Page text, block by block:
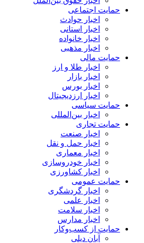
حمایت اجتماعی
اخبار حوادث
اخبار استانی
اخبار خانواده
اخبار مذهبی
حمایت مالی
اخبار طلا و ارز
اخبار بازار
اخبار بورس
اخبار ارزدیجیتال
حمایت سیاسی
اخبار بین‌المللی
حمایت تجاری
اخبار صنعت
اخبار حمل و نقل
اخبار معماری
اخبار خودروسازی
اخبار کشاورزی
حمایت عمومی
اخبار گردشگری
اخبار علمی
اخبار سلامت
اخبار مدارس
حمایت از کسب‌وکار
آبان دیلی